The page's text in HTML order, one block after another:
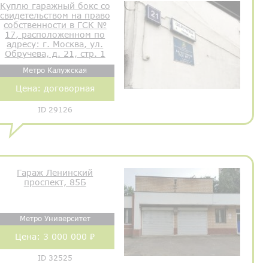
Куплю гаражный бокс со
свидетельством на право
собственности в ГСК №
17, расположенном по
адресу: г. Москва, ул.
Обручева, д. 21, стр. 1
Метро Калужская
Цена: договорная
ID 29126
Гараж Ленинский
проспект, 85Б
Метро Университет
Цена: 3 000 000 ₽
ID 32525